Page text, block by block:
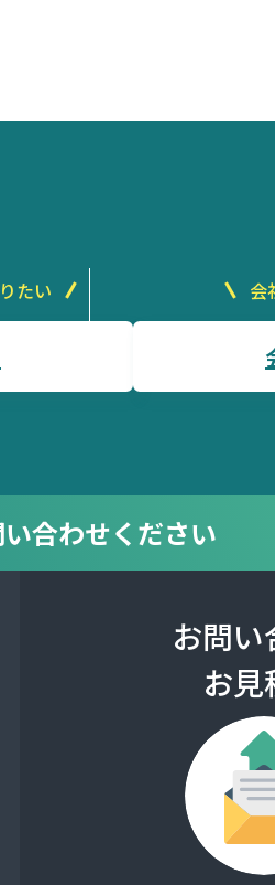
たい 会
合わせください
お問い
お見